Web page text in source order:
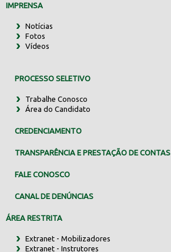
IMPRENSA
Notícias
Fotos
Vídeos
PROCESSO SELETIVO
Trabalhe Conosco
Área do Candidato
CREDENCIAMENTO
TRANSPARÊNCIA E PRESTAÇÃO DE CONTAS
FALE CONOSCO
CANAL DE DENÚNCIAS
ÁREA RESTRITA
Extranet - Mobilizadores
Extranet - Instrutores